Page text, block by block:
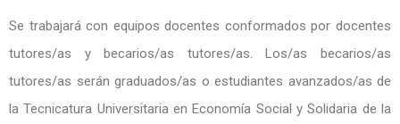
Se trabajará con equipos docentes conformados por docentes
tutores/as y becarios/as tutores/as. Los/as becarios/as
tutores/as serán graduados/as o estudiantes avanzados/as de
la Tecnicatura Universitaria en Economía Social y Solidaria de la